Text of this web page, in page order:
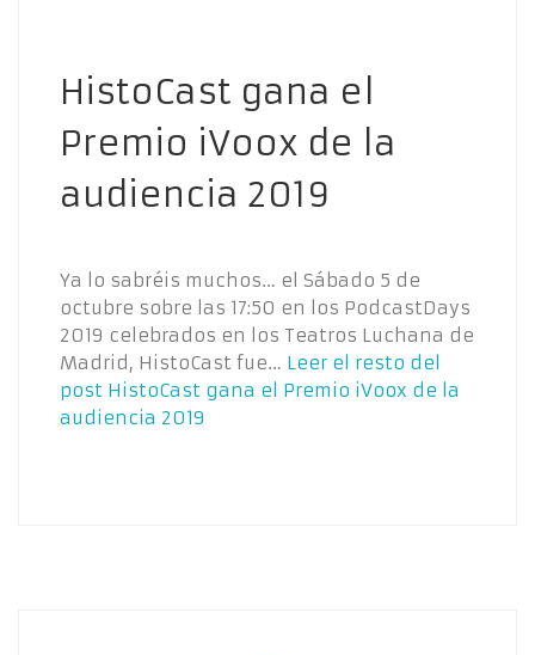
HistoCast gana el
Premio iVoox de la
audiencia 2019
Ya lo sabréis muchos… el Sábado 5 de
octubre sobre las 17:50 en los PodcastDays
2019 celebrados en los Teatros Luchana de
Madrid, HistoCast fue… Leer el resto del
post HistoCast gana el Premio iVoox de la
audiencia 2019